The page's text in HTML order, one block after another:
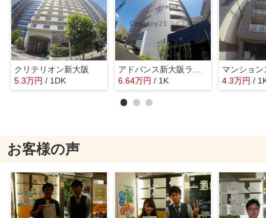
クリテリオン新大阪
5.3万円 / 1DK
6.64万円 / 1K
マンション
4.3万円 /
お客様の声